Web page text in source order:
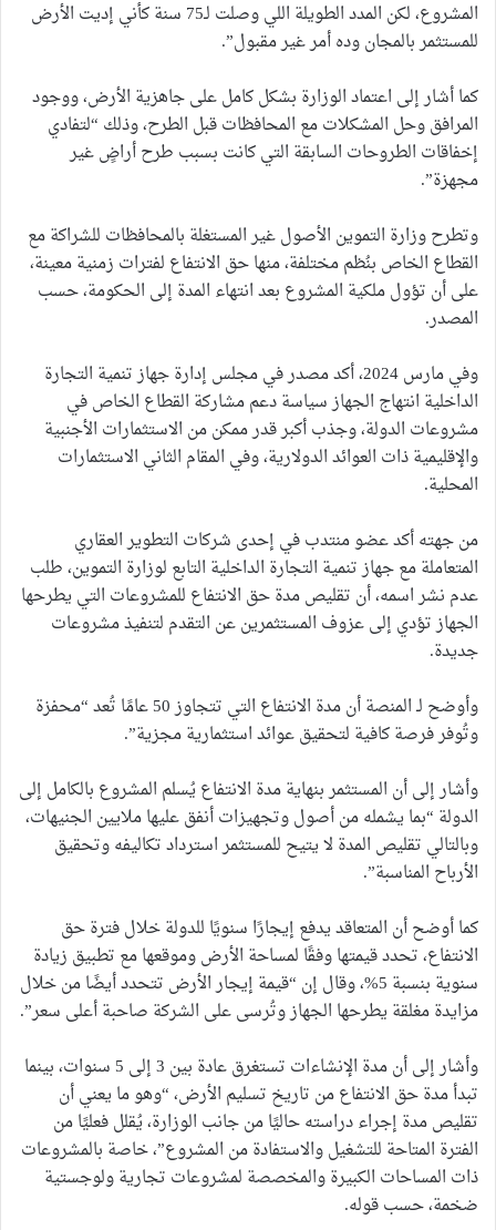
المشروع، لكن المدد الطويلة اللي وصلت لـ75 سنة كأني إديت الأرض
للمستثمر بالمجان وده أمر غير مقبول”.
كما أشار إلى اعتماد الوزارة بشكل كامل على جاهزية الأرض، ووجود
المرافق وحل المشكلات مع المحافظات قبل الطرح، وذلك “لتفادي
إخفاقات الطروحات السابقة التي كانت بسبب طرح أراضٍ غير
مجهزة”.
وتطرح وزارة التموين الأصول غير المستغلة بالمحافظات للشراكة مع
القطاع الخاص بنُظم مختلفة، منها حق الانتفاع لفترات زمنية معينة،
على أن تؤول ملكية المشروع بعد انتهاء المدة إلى الحكومة، حسب
المصدر.
وفي مارس 2024، أكد مصدر في مجلس إدارة جهاز تنمية التجارة
الداخلية انتهاج الجهاز سياسة دعم مشاركة القطاع الخاص في
مشروعات الدولة، وجذب أكبر قدر ممكن من الاستثمارات الأجنبية
والإقليمية ذات العوائد الدولارية، وفي المقام الثاني الاستثمارات
المحلية.
من جهته أكد عضو منتدب في إحدى شركات التطوير العقاري
المتعاملة مع جهاز تنمية التجارة الداخلية التابع لوزارة التموين، طلب
عدم نشر اسمه، أن تقليص مدة حق الانتفاع للمشروعات التي يطرحها
الجهاز تؤدي إلى عزوف المستثمرين عن التقدم لتنفيذ مشروعات
جديدة.
وأوضح لـ المنصة أن مدة الانتفاع التي تتجاوز 50 عامًا تُعد “محفزة
وتُوفر فرصة كافية لتحقيق عوائد استثمارية مجزية”.
وأشار إلى أن المستثمر بنهاية مدة الانتفاع يُسلم المشروع بالكامل إلى
الدولة “بما يشمله من أصول وتجهيزات أنفق عليها ملايين الجنيهات،
وبالتالي تقليص المدة لا يتيح للمستثمر استرداد تكاليفه وتحقيق
الأرباح المناسبة”.
كما أوضح أن المتعاقد يدفع إيجارًا سنويًا للدولة خلال فترة حق
الانتفاع، تحدد قيمتها وفقًا لمساحة الأرض وموقعها مع تطبيق زيادة
سنوية بنسبة 5%، وقال إن “قيمة إيجار الأرض تتحدد أيضًا من خلال
مزايدة مغلقة يطرحها الجهاز وتُرسى على الشركة صاحبة أعلى سعر”.
وأشار إلى أن مدة الإنشاءات تستغرق عادة بين 3 إلى 5 سنوات، بينما
تبدأ مدة حق الانتفاع من تاريخ تسليم الأرض، “وهو ما يعني أن
تقليص مدة إجراء دراسته حاليًا من جانب الوزارة، يُقلل فعليًا من
الفترة المتاحة للتشغيل والاستفادة من المشروع”، خاصة بالمشروعات
ذات المساحات الكبيرة والمخصصة لمشروعات تجارية ولوجستية
ضخمة، حسب قوله.